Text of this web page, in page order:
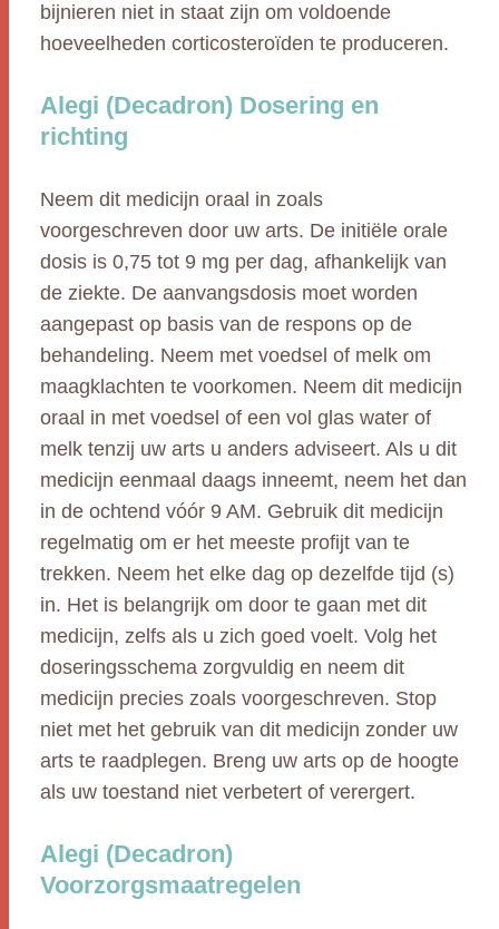
bijnieren niet in staat zijn om voldoende
hoeveelheden corticosteroïden te produceren.
Alegi (Decadron) Dosering en
richting
Neem dit medicijn oraal in zoals
voorgeschreven door uw arts. De initiële orale
dosis is 0,75 tot 9 mg per dag, afhankelijk van
de ziekte. De aanvangsdosis moet worden
aangepast op basis van de respons op de
behandeling. Neem met voedsel of melk om
maagklachten te voorkomen. Neem dit medicijn
oraal in met voedsel of een vol glas water of
melk tenzij uw arts u anders adviseert. Als u dit
medicijn eenmaal daags inneemt, neem het dan
in de ochtend vóór 9 AM. Gebruik dit medicijn
regelmatig om er het meeste profijt van te
trekken. Neem het elke dag op dezelfde tijd (s)
in. Het is belangrijk om door te gaan met dit
medicijn, zelfs als u zich goed voelt. Volg het
doseringsschema zorgvuldig en neem dit
medicijn precies zoals voorgeschreven. Stop
niet met het gebruik van dit medicijn zonder uw
arts te raadplegen. Breng uw arts op de hoogte
als uw toestand niet verbetert of verergert.
Alegi (Decadron)
Voorzorgsmaatregelen